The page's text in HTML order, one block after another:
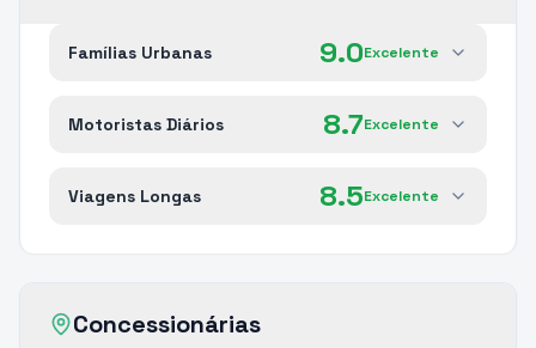
Famílias Urbanas 9.0Excelente
Motoristas Diários 8.7Excelente
Viagens Longas 8.5Excelente
Concessionárias